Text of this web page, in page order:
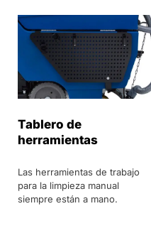
Tablero de
herramientas
Las herramientas de trabajo
para la limpieza manual
siempre están a mano.